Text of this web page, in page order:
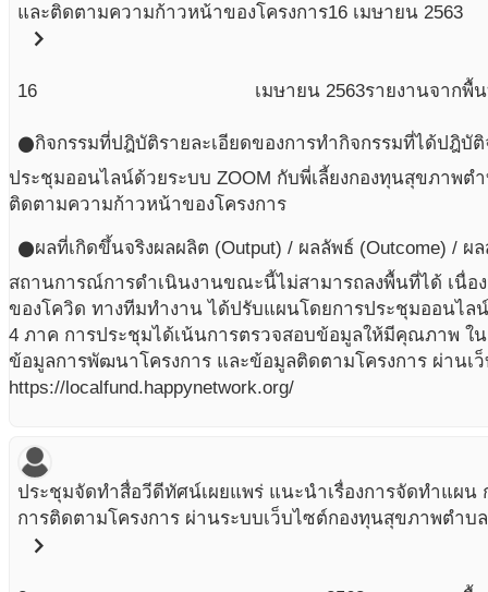
และติดตามความก้าวหน้าของโครงการ16 เมษายน 2563
chevron_right
16 เมษายน 2563รายงานจากพื้น
circleกิจกรรมที่ปฎิบัติรายละเอียดของการทำกิจกรรมที่ได้ปฎิบัติ
ประชุมออนไลน์ด้วยระบบ ZOOM กับพี่เลี้ยงกองทุนสุขภาพต
ติดตามความก้าวหน้าของโครงการ
circleผลที่เกิดขึ้นจริงผลผลิต (Output) / ผลลัพธ์ (Outcome) /
สถานการณ์การดำเนินงานขณะนี้ไม่สามารถลงพื้นที่ได้ เนื่อ
ของโควิด ทางทีมทำงาน ได้ปรับแผนโดยการประชุมออนไล
4 ภาค การประชุมได้เน้นการตรวจสอบข้อมูลให้มีคุณภาพ ใ
ข้อมูลการพัฒนาโครงการ และข้อมูลติดตามโครงการ ผ่านเ
https://localfund.happynetwork.org/
ประชุมจัดทำสื่อวีดีทัศน์เผยแพร่ แนะนำเรื่องการจัดทำแผน
การติดตามโครงการ ผ่านระบบเว็บไซต์กองทุนสุขภาพตำบล
chevron_right